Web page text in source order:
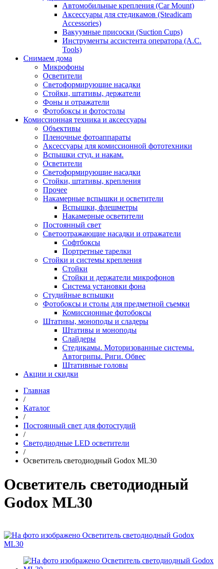
Автомобильные крепления (Car Mount)
Аксессуары для стедикамов (Steadicam
Accessories)
Вакуумные присоски (Suction Cups)
Инструменты ассистента оператора (A.C.
Tools)
Снимаем дома
Микрофоны
Осветители
Светоформирующие насадки
Стойки, штативы, держатели
Фоны и отражатели
Фотобоксы и фотостолы
Комиссионная техника и аксессуары
Объективы
Пленочные фотоаппараты
Аксессуары для комиссионной фототехники
Вспышки студ. и накам.
Осветители
Светоформирующие насадки
Стойки, штативы, крепления
Прочее
Накамерные вспышки и осветители
Вспышки, флешметры
Накамерные осветители
Постоянный свет
Светоотражающие насадки и отражатели
Софтбоксы
Портретные тарелки
Стойки и системы крепления
Стойки
Стойки и держатели микрофонов
Система установки фона
Студийные вспышки
Фотобоксы и столы для предметной съемки
Комиссионные фотобоксы
Штативы, моноподы и сладеры
Штативы и моноподы
Слайдеры
Стедикамы. Моторизованные системы.
Автогрипы. Риги. Обвес
Штативные головы
Акции и скидки
Главная
/
Каталог
/
Постоянный свет для фотостудий
/
Светодиодные LED осветители
/
Осветитель светодиодный Godox ML30
Осветитель светодиодный
Godox ML30